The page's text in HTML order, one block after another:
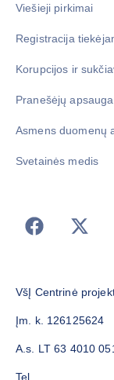
Viešieji pirkimai
Registracija
Korupcijos ir
Pranešėjų apsauga
Asmens duomenų
Svetainės medis
VšĮ Centrinė
Įm. k. 126125624
A.s. LT 63 4010
Tel.